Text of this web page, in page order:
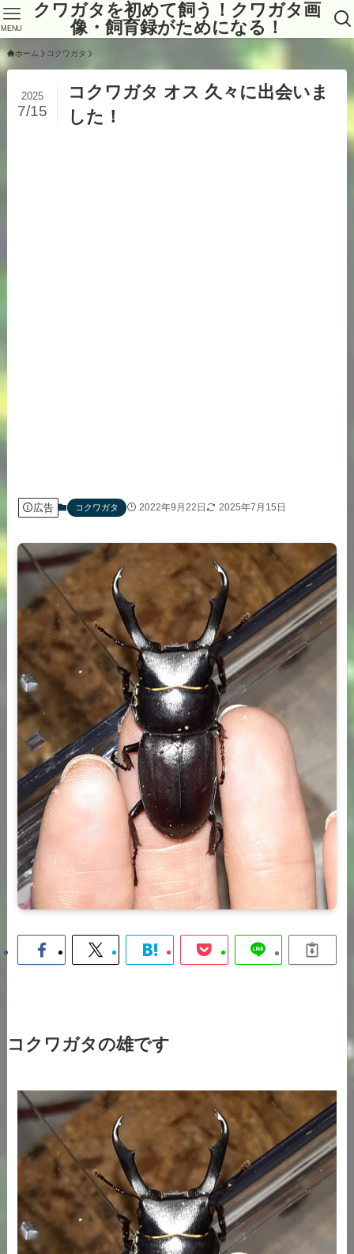
クワガタを初めて飼う！クワガタ画
像・飼育録がためになる！
MENU
ホーム コクワガタ
コクワガタ オス 久々に出会いま
した！
2025
7/15
広告 コクワガタ 2022年9月22日 2025年7月15日
コクワガタの雄です